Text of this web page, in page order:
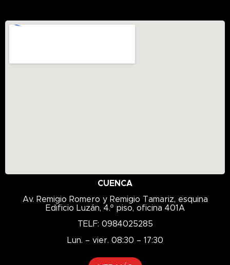
CUENCA
Av. Remigio Romero y Remigio Tamariz, esquina
Edificio Luzán, 4.º piso, oficina 401A
TELF: 0984025285
Lun. – vier. 08:30 – 17:30